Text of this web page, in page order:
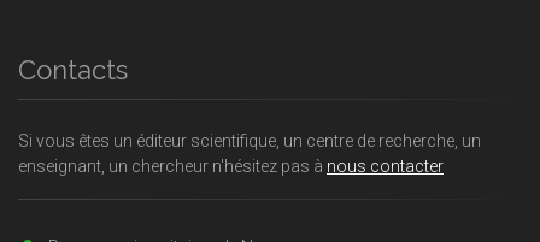
Contacts
Si vous êtes un éditeur scientifique, un centre de recherche, un
enseignant, un chercheur n'hésitez pas à nous contacter